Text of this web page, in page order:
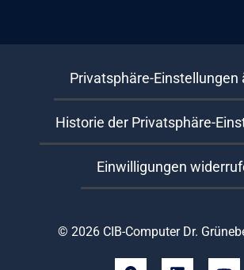
Privatsphäre-Einstellungen
Historie der Privatsphäre-
Einwilligungen
© 2026 CIB-Computer Dr.